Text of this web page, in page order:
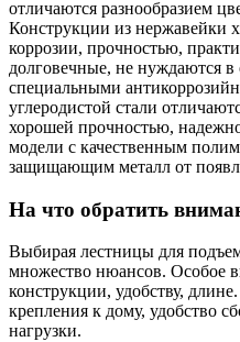
отличаются разнообразием
Конструкции из нержавейки
коррозии, прочностью,
долговечные, не нуждаются в
специальными
углеродистой стали
хорошей прочностью,
модели с качественным
защищающим металл от
На что обратить
Выбирая лестницы для
множество нюансов. Особое
конструкции, удобству,
крепления к дому, удобство
нагрузки.